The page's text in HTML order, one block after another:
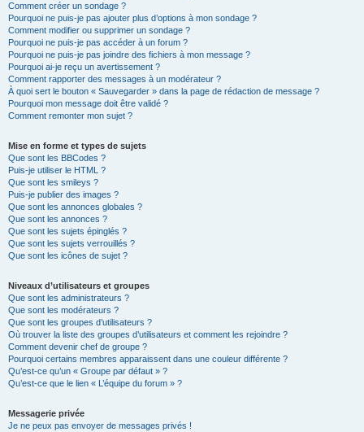
Comment créer un sondage ?
Pourquoi ne puis-je pas ajouter plus d’options à mon sondage ?
Comment modifier ou supprimer un sondage ?
Pourquoi ne puis-je pas accéder à un forum ?
Pourquoi ne puis-je pas joindre des fichiers à mon message ?
Pourquoi ai-je reçu un avertissement ?
Comment rapporter des messages à un modérateur ?
À quoi sert le bouton « Sauvegarder » dans la page de rédaction de message ?
Pourquoi mon message doit être validé ?
Comment remonter mon sujet ?
Mise en forme et types de sujets
Que sont les BBCodes ?
Puis-je utiliser le HTML ?
Que sont les smileys ?
Puis-je publier des images ?
Que sont les annonces globales ?
Que sont les annonces ?
Que sont les sujets épinglés ?
Que sont les sujets verrouillés ?
Que sont les icônes de sujet ?
Niveaux d’utilisateurs et groupes
Que sont les administrateurs ?
Que sont les modérateurs ?
Que sont les groupes d’utilisateurs ?
Où trouver la liste des groupes d’utilisateurs et comment les rejoindre ?
Comment devenir chef de groupe ?
Pourquoi certains membres apparaissent dans une couleur différente ?
Qu’est-ce qu’un « Groupe par défaut » ?
Qu’est-ce que le lien « L’équipe du forum » ?
Messagerie privée
Je ne peux pas envoyer de messages privés !